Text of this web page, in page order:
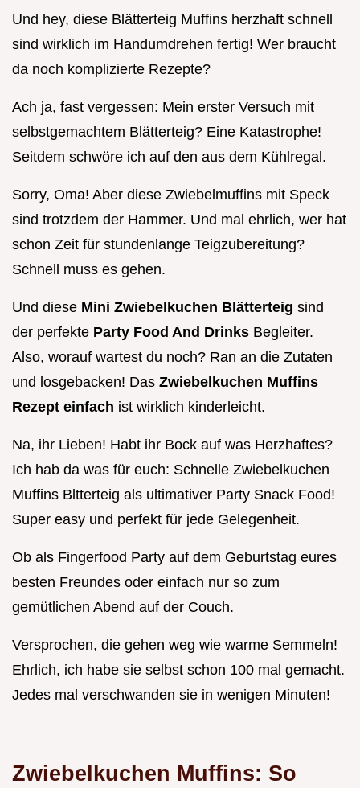
Und hey, diese Blätterteig Muffins herzhaft schnell
sind wirklich im Handumdrehen fertig! Wer braucht
da noch komplizierte Rezepte?
Ach ja, fast vergessen: Mein erster Versuch mit
selbstgemachtem Blätterteig? Eine Katastrophe!
Seitdem schwöre ich auf den aus dem Kühlregal.
Sorry, Oma! Aber diese Zwiebelmuffins mit Speck
sind trotzdem der Hammer. Und mal ehrlich, wer hat
schon Zeit für stundenlange Teigzubereitung?
Schnell muss es gehen.
Und diese Mini Zwiebelkuchen Blätterteig sind
der perfekte Party Food And Drinks Begleiter.
Also, worauf wartest du noch? Ran an die Zutaten
und losgebacken! Das Zwiebelkuchen Muffins
Rezept einfach ist wirklich kinderleicht.
Na, ihr Lieben! Habt ihr Bock auf was Herzhaftes?
Ich hab da was für euch: Schnelle Zwiebelkuchen
Muffins Bltterteig als ultimativer Party Snack Food!
Super easy und perfekt für jede Gelegenheit.
Ob als Fingerfood Party auf dem Geburtstag eures
besten Freundes oder einfach nur so zum
gemütlichen Abend auf der Couch.
Versprochen, die gehen weg wie warme Semmeln!
Ehrlich, ich habe sie selbst schon 100 mal gemacht.
Jedes mal verschwanden sie in wenigen Minuten!
Zwiebelkuchen Muffins: So